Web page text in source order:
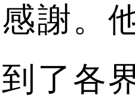
謝。
了各